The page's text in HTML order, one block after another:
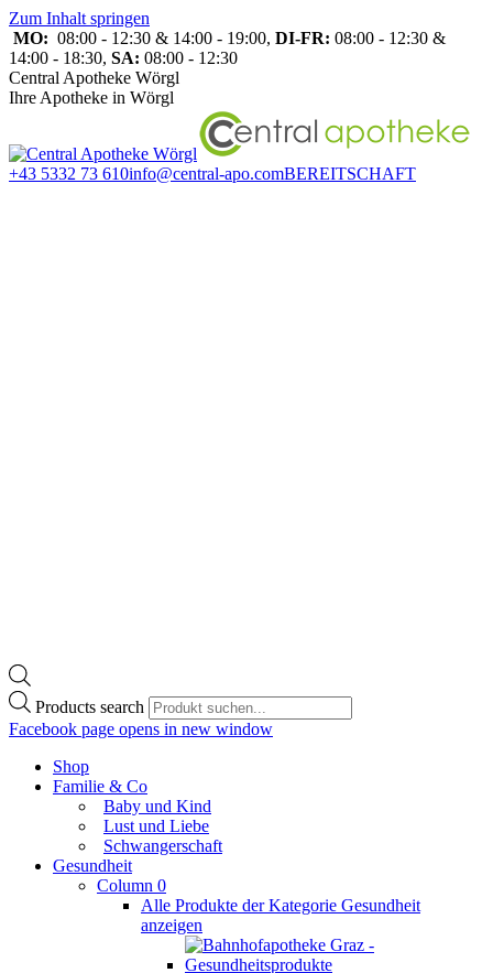
Zum Inhalt springen
MO: 08:00 - 12:30 & 14:00 - 19:00, DI-FR: 08:00 - 12:30 &
14:00 - 18:30, SA: 08:00 - 12:30
Central Apotheke Wörgl
Ihre Apotheke in Wörgl
+43 5332 73 610info@central-apo.comBEREITSCHAFT
Products search
Facebook page opens in new window
Shop
Familie & Co
Baby und Kind
Lust und Liebe
Schwangerschaft
Gesundheit
Column 0
Alle Produkte der Kategorie Gesundheit
anzeigen